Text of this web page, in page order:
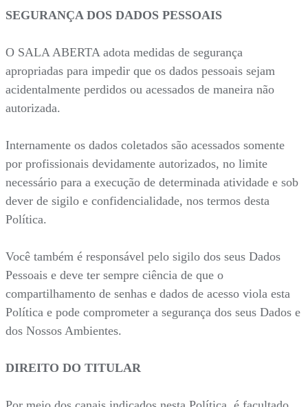
SEGURANÇA DOS DADOS PESSOAIS
O SALA ABERTA adota medidas de segurança
apropriadas para impedir que os dados pessoais sejam
acidentalmente perdidos ou acessados de maneira não
autorizada.
Internamente os dados coletados são acessados somente
por profissionais devidamente autorizados, no limite
necessário para a execução de determinada atividade e sob
dever de sigilo e confidencialidade, nos termos desta
Política.
Você também é responsável pelo sigilo dos seus Dados
Pessoais e deve ter sempre ciência de que o
compartilhamento de senhas e dados de acesso viola esta
Política e pode comprometer a segurança dos seus Dados e
dos Nossos Ambientes.
DIREITO DO TITULAR